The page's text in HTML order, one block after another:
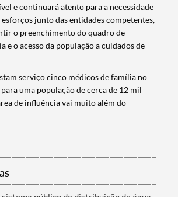
e continuará atento para a necessidade
junto das entidades competentes,
o preenchimento do quadro de
e o acesso da população a cuidados de
serviço cinco médicos de família no
uma população de cerca de 12 mil
de influência vai muito além do